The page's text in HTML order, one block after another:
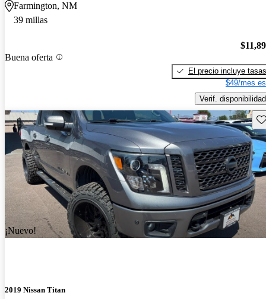
Farmington, NM
39 millas
Buena oferta
El precio incluye tasas
$49/mes
Verif. disponibilidad
¡Nuevo!
2019 Nissan Titan